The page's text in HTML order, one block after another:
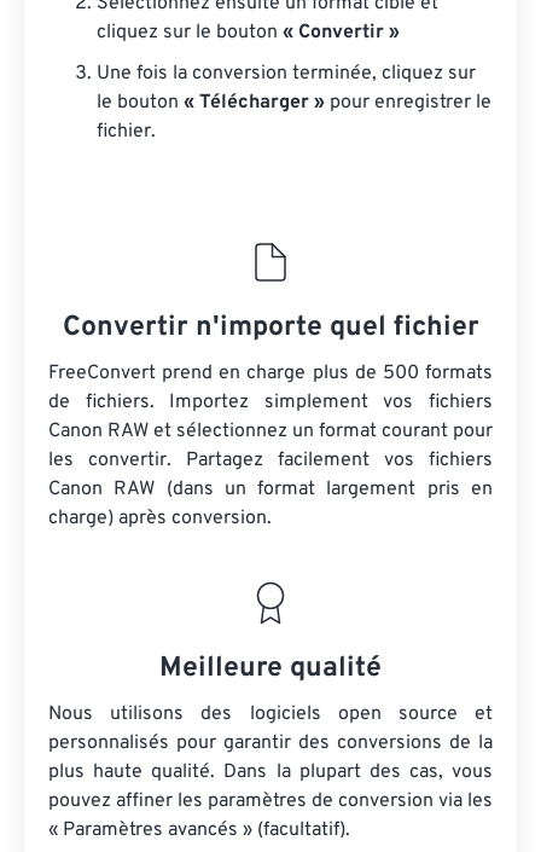
cliquez sur le bouton « Convertir »
Une fois la conversion terminée, cliquez sur
le bouton « Télécharger » pour enregistrer le
fichier.
Convertir n'importe quel fichier
FreeConvert prend en charge plus de 500 formats
de fichiers. Importez simplement vos fichiers
Canon RAW et sélectionnez un format courant pour
les convertir. Partagez facilement vos fichiers
Canon RAW (dans un format largement pris en
charge) après conversion.
Meilleure qualité
Nous utilisons des logiciels open source et
personnalisés pour garantir des conversions de la
plus haute qualité. Dans la plupart des cas, vous
pouvez affiner les paramètres de conversion via les
« Paramètres avancés » (facultatif).